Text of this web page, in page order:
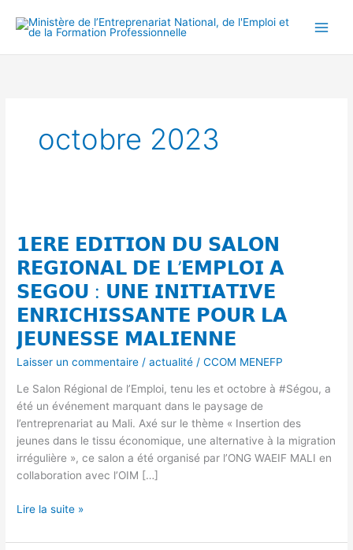
octobre 2023
𝟭𝗘𝗥𝗘 𝗘𝗗𝗜𝗧𝗜𝗢𝗡 𝗗𝗨 𝗦𝗔𝗟𝗢𝗡
𝗥𝗘𝗚𝗜𝗢𝗡𝗔𝗟 𝗗𝗘 𝗟’𝗘𝗠𝗣𝗟𝗢𝗜 𝗔
𝗦𝗘𝗚𝗢𝗨 : 𝗨𝗡𝗘 𝗜𝗡𝗜𝗧𝗜𝗔𝗧𝗜𝗩𝗘
𝗘𝗡𝗥𝗜𝗖𝗛𝗜𝗦𝗦𝗔𝗡𝗧𝗘 𝗣𝗢𝗨𝗥 𝗟𝗔
𝗝𝗘𝗨𝗡𝗘𝗦𝗦𝗘 𝗠𝗔𝗟𝗜𝗘𝗡𝗡𝗘
Laisser un commentaire /actualité /CCOM MENEFP
Le Salon Régional de l’Emploi, tenu les et octobre à #Ségou, a
été un événement marquant dans le paysage de
l’entreprenariat au Mali. Axé sur le thème « Insertion des
jeunes dans le tissu économique, une alternative à la migration
irrégulière », ce salon a été organisé par l’ONG WAEIF MALI en
collaboration avec l’OIM […]
𝗗𝗨
𝗦𝗔𝗟𝗢𝗡
𝗥𝗘𝗚𝗜𝗢𝗡𝗔𝗟
𝗗𝗘
𝗟’𝗘𝗠𝗣𝗟𝗢𝗜
𝗔
𝗦𝗘𝗚𝗢𝗨
:
𝗜𝗡𝗜𝗧𝗜𝗔𝗧𝗜𝗩𝗘
𝗣𝗢𝗨𝗥
𝗟𝗔
𝗝𝗘𝗨𝗡𝗘𝗦𝗦𝗘
Lire la suite »